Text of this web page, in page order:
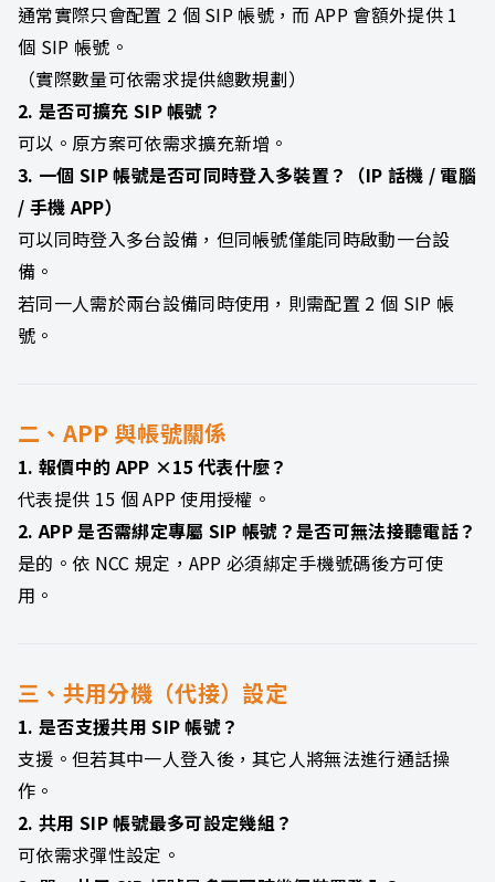
通常實際只會配置 2 個 SIP 帳號，而 APP 會額外提供 1
個 SIP 帳號。
（實際數量可依需求提供總數規劃）
2. 是否可擴充 SIP 帳號？
可以。原方案可依需求擴充新增。
3. 一個 SIP 帳號是否可同時登入多裝置？（IP 話機 / 電腦
/ 手機 APP）
可以同時登入多台設備，但同帳號僅能同時啟動一台設
備。
若同一人需於兩台設備同時使用，則需配置 2 個 SIP 帳
號。
二、APP 與帳號關係
1. 報價中的 APP ×15 代表什麼？
代表提供 15 個 APP 使用授權。
2. APP 是否需綁定專屬 SIP 帳號？是否可無法接聽電話？
是的。依 NCC 規定，APP 必須綁定手機號碼後方可使
用。
三、共用分機（代接）設定
1. 是否支援共用 SIP 帳號？
支援。但若其中一人登入後，其它人將無法進行通話操
作。
2. 共用 SIP 帳號最多可設定幾組？
可依需求彈性設定。